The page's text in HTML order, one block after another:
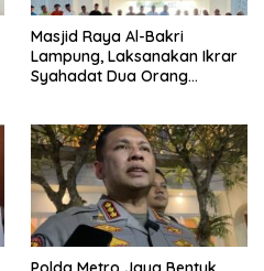
Masjid Raya Al-Bakri
Lampung, Laksanakan Ikrar
Syahadat Dua Orang